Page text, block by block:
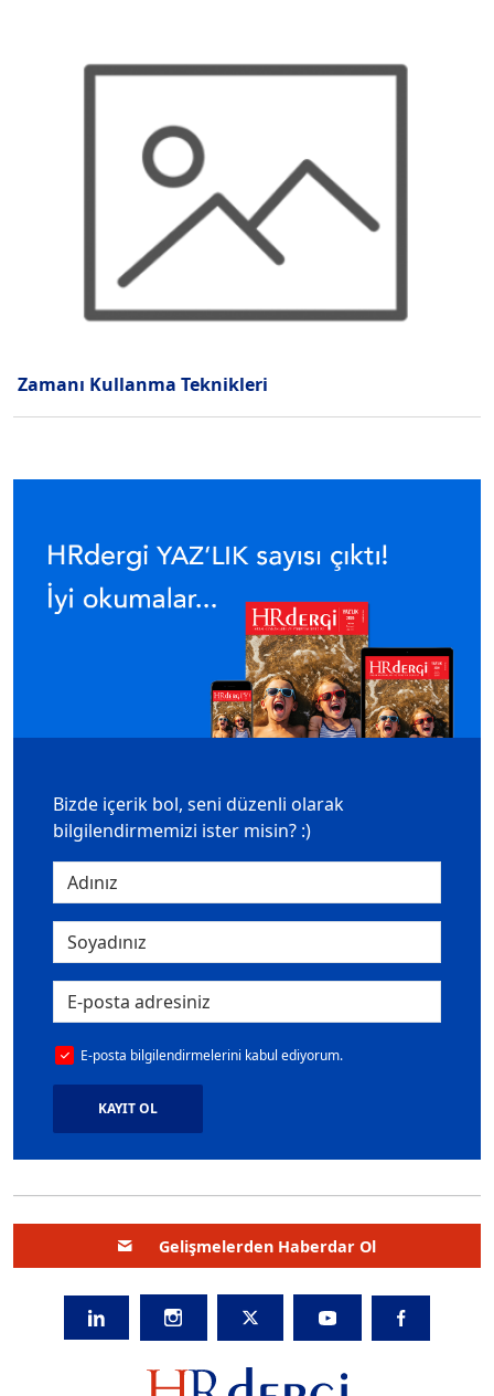
Zamanı Kullanma Teknikleri
Bizde içerik bol, seni düzenli olarak
bilgilendirmemizi ister misin? :)
E-posta bilgilendirmelerini kabul ediyorum.
KAYIT OL
Gelişmelerden Haberdar Ol